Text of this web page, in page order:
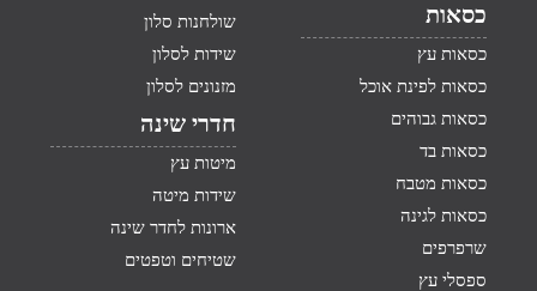
כסאות
כסאות עץ
כסאות לפינת אוכל
כסאות גבוהים
כסאות בד
כסאות מטבח
כסאות לגינה
שרפרפים
ספסלי עץ
שולחנות סלון
שידות לסלון
מזנונים לסלון
חדרי שינה
מיטות עץ
שידות מיטה
ארונות לחדר שינה
שטיחים וטפטים